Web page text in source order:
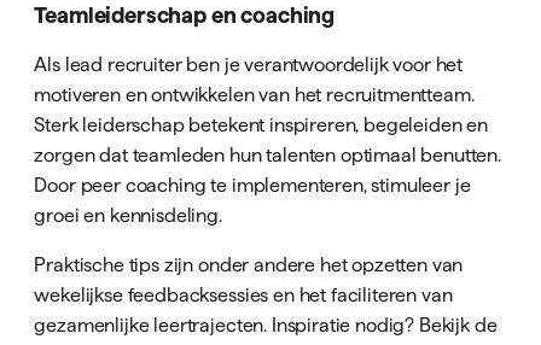
Teamleiderschap en coaching
Als lead recruiter ben je verantwoordelijk voor het
motiveren en ontwikkelen van het recruitmentteam.
Sterk leiderschap betekent inspireren, begeleiden en
zorgen dat teamleden hun talenten optimaal benutten.
Door peer coaching te implementeren, stimuleer je
groei en kennisdeling.
Praktische tips zijn onder andere het opzetten van
wekelijkse feedbacksessies en het faciliteren van
gezamenlijke leertrajecten. Inspiratie nodig? Bekijk de